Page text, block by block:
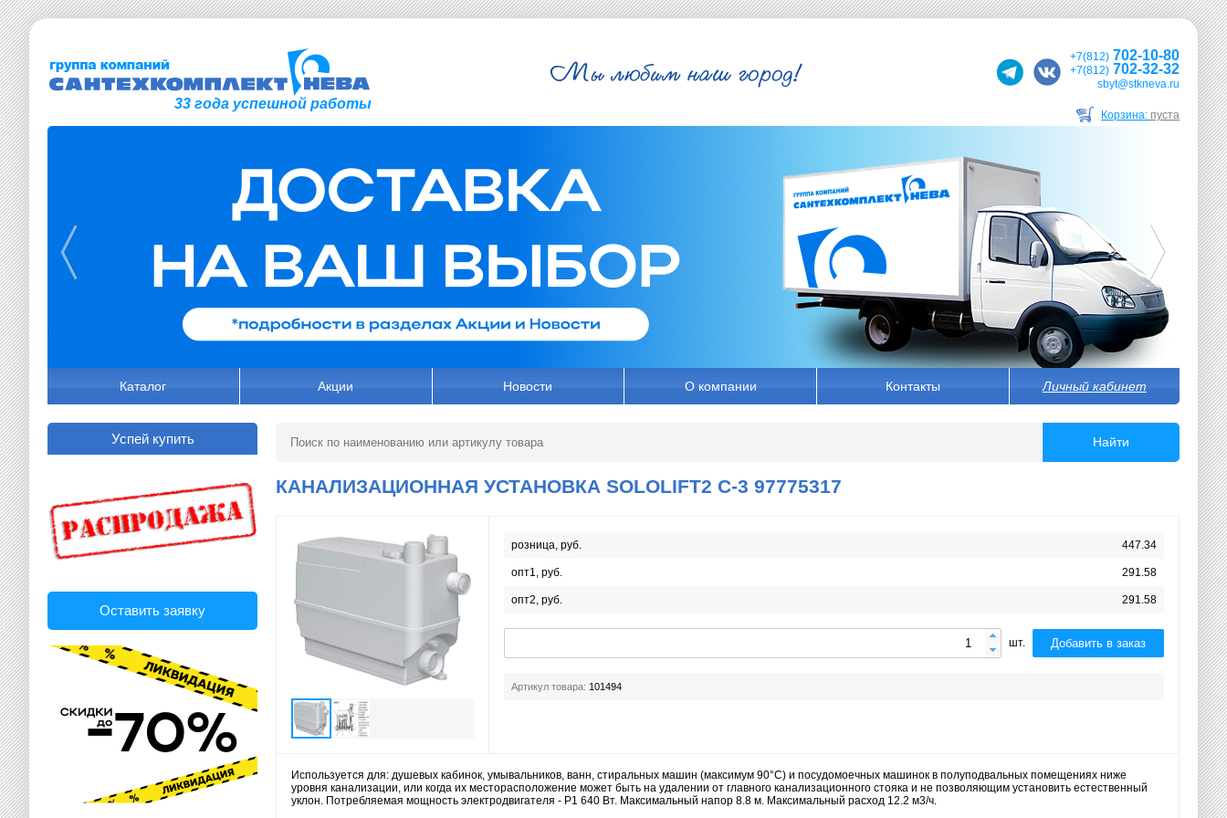
33 года успешной работы
+7(812) 702-10-80
+7(812) 702-32-32
sbyt@stkneva.ru
Корзина: пуста
Каталог Акции Новости О компании Контакты Личный кабинет
Успей купить
Оставить заявку
Найти
КАНАЛИЗАЦИОННАЯ УСТАНОВКА SOLOLIFT2 C-3 97775317
розница, руб. 447.34
опт1, руб. 291.58
опт2, руб. 291.58
шт. Добавить в заказ
Артикул товара: 101494
Используется для: душевых кабинок, умывальников, ванн, стиральных машин (максимум 90°C) и посудомоечных машинок в полуподвальных помещениях ниже
уровня канализации, или когда их месторасположение может быть на удалении от главного канализационного стояка и не позволяющим установить естественный
уклон. Потребляемая мощность электродвигателя - P1 640 Вт. Максимальный напор 8.8 м. Максимальный расход 12.2 м3/ч.